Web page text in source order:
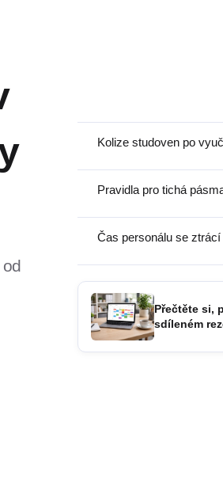
Kolize studoven po
Pravidla pro tichá
Čas personálu se
Přečtěte si,
sdíleném